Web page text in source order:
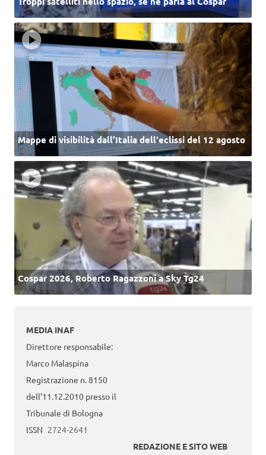
Mappe di visibilità dall’Italia dell'eclissi del 12 agosto
Cospar 2026, Roberto Ragazzoni a Sky Tg24
MEDIA INAF
Direttore responsabile:
Marco Malaspina
Registrazione n. 8150
dell’11.12.2010 presso il
Tribunale di Bologna
ISSN 2724-2641
REDAZIONE E SITO WEB